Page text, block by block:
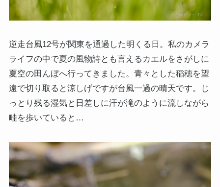
逆走台風12号が関東を通過した明くる日。私のカメラ
ライフの中で夏の風物詩とも言えるカエルをさがしに
夏空の田んぼへ行ってきました。青々とした稲穂を望
遠で切り取ると涼しげですが台風一過の晴天です。じ
っとり残る湿気と日差しに汗が滝のように流しながら
畦を歩いていると…